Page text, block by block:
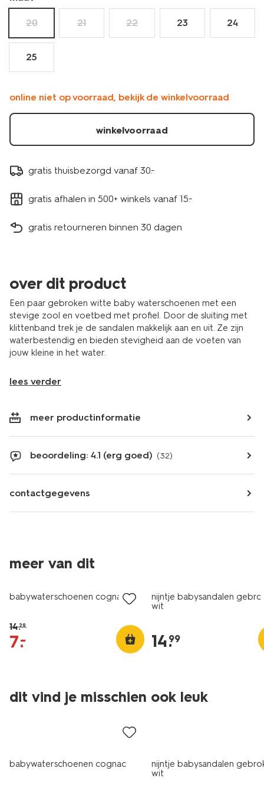
20 21 22 23 24
25
online niet op voorraad, bekijk de winkelvoorraad
winkelvoorraad
gratis thuisbezorgd vanaf 30.-
gratis afhalen in 500+ winkels vanaf 15.-
gratis retourneren binnen 30 dagen
over dit product
Een paar gebroken witte baby waterschoenen met een
stevige zool en voetbed met profiel. Door de sluiting met
klittenband trek je de sandalen makkelijk aan en uit. Ze zijn
waterbestendig en bieden stevigheid aan de voeten van
jouw kleine in het water.
lees verder
meer productinformatie
beoordeling: 4.1 (erg goed) (32)
contactgegevens
meer van dit
sale
babywaterschoenen cognac
14.29
7.
–
nijntje babysandalen
wit
14.
99
dit vind je misschien ook leuk
sale
babywaterschoenen cognac
nijntje babysandalen
wit